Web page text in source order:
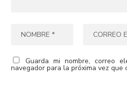
Guarda mi nombre, correo
navegador para la próxima vez que